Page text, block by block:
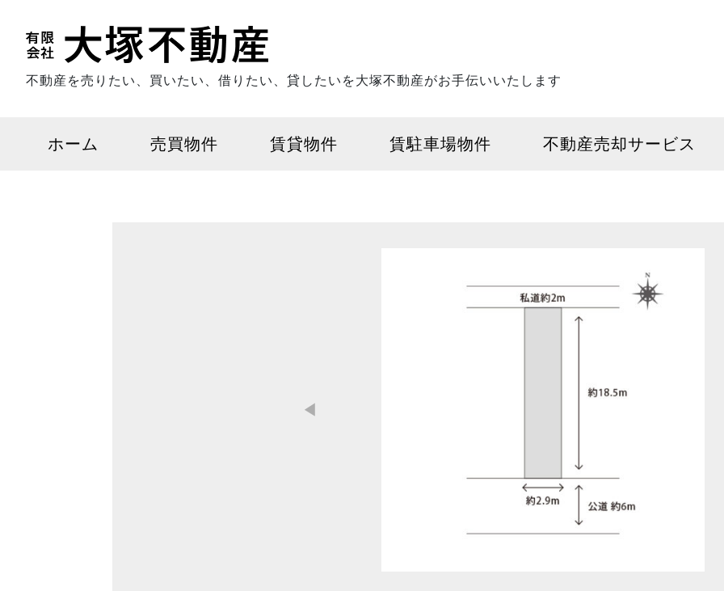
不動産を売りたい、買いたい、借りたい、貸したいを大塚不動産がお手伝いいたします
ホーム 売買物件 賃貸物件 賃駐車場物件 不動産売却サービス